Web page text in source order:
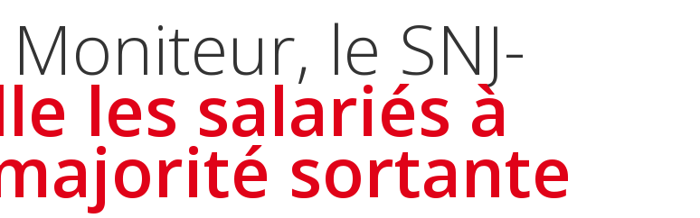
le SNJ-
les salariés à
sortante